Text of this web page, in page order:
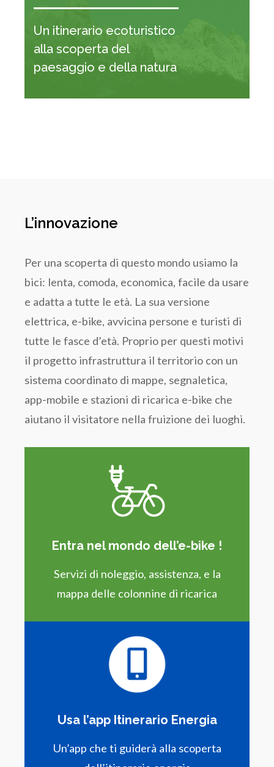
Un itinerario ecoturistico
alla scoperta del
paesaggio e della natura
L’innovazione
Per una scoperta di questo mondo usiamo la
bici: lenta, comoda, economica, facile da usare
e adatta a tutte le età. La sua versione
elettrica, e-bike, avvicina persone e turisti di
tutte le fasce d’età. Proprio per questi motivi
il progetto infrastruttura il territorio con un
sistema coordinato di mappe, segnaletica,
app-mobile e stazioni di ricarica e-bike che
aiutano il visitatore nella fruizione dei luoghi.
Entra nel mondo dell’e-bike !
Servizi di noleggio, assistenza, e la
mappa delle colonnine di ricarica
Usa l’app Itinerario Energia
Un’app che ti guiderà alla scoperta